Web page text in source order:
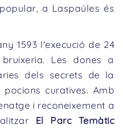
a Laspaúles és
1593 l'execució de 24
Les dones a
dels secrets de la
curatives. Amb
i reconeixement a
El Parc Temàtic